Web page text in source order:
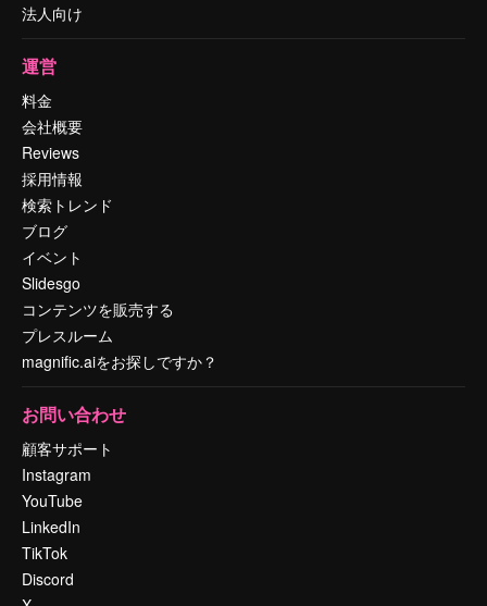
法人向け
運営
料金
会社概要
Reviews
採用情報
検索トレンド
ブログ
イベント
Slidesgo
コンテンツを販売する
プレスルーム
magnific.aiをお探しですか？
お問い合わせ
顧客サポート
Instagram
YouTube
LinkedIn
TikTok
Discord